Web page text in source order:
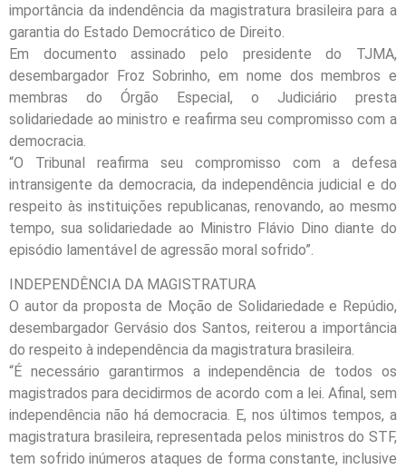
importância da indendência da magistratura brasileira para a
garantia do Estado Democrático de Direito.
Em documento assinado pelo presidente do TJMA,
desembargador Froz Sobrinho, em nome dos membros e
membras do Órgão Especial, o Judiciário presta
solidariedade ao ministro e reafirma seu compromisso com a
democracia.
“O Tribunal reafirma seu compromisso com a defesa
intransigente da democracia, da independência judicial e do
respeito às instituições republicanas, renovando, ao mesmo
tempo, sua solidariedade ao Ministro Flávio Dino diante do
episódio lamentável de agressão moral sofrido”.
INDEPENDÊNCIA DA MAGISTRATURA
O autor da proposta de Moção de Solidariedade e Repúdio,
desembargador Gervásio dos Santos, reiterou a importância
do respeito à independência da magistratura brasileira.
“É necessário garantirmos a independência de todos os
magistrados para decidirmos de acordo com a lei. Afinal, sem
independência não há democracia. E, nos últimos tempos, a
magistratura brasileira, representada pelos ministros do STF,
tem sofrido inúmeros ataques de forma constante, inclusive